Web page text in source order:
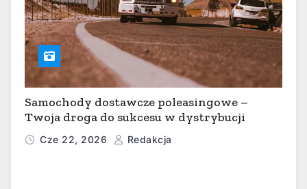
Samochody dostawcze poleasingowe –
Twoja droga do sukcesu w dystrybucji
Cze 22, 2026 Redakcja